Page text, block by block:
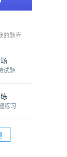
的题库
试题
练习